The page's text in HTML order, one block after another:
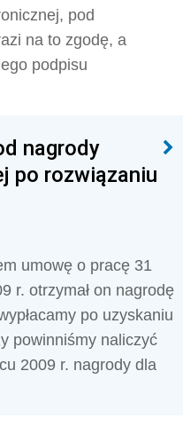
pod
na to zgodę, a
podpisu
nagrody
po rozwiązaniu
umowę o pracę 31
r. otrzymał on nagrodę
po uzyskaniu
powinniśmy naliczyć
2009 r. nagrody dla